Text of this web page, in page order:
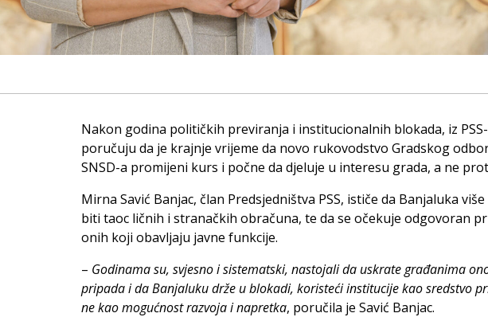
Nakon godina političkih previranja i institucionalnih blokada, iz
poručuju da je krajnje vrijeme da novo rukovodstvo Gradskog
SNSD-a promijeni kurs i počne da djeluje u interesu grada, a ne
Mirna Savić Banjac, član Predsjedništva PSS, ističe da Banjaluka
biti taoc ličnih i stranačkih obračuna, te da se očekuje odgovoran
onih koji obavljaju javne funkcije.
– Godinama su, svjesno i sistematski, nastojali da uskrate građanima
pripada i da Banjaluku drže u blokadi, koristeći institucije kao sredstvo
ne kao mogućnost razvoja i napretka, poručila je Savić Banjac.